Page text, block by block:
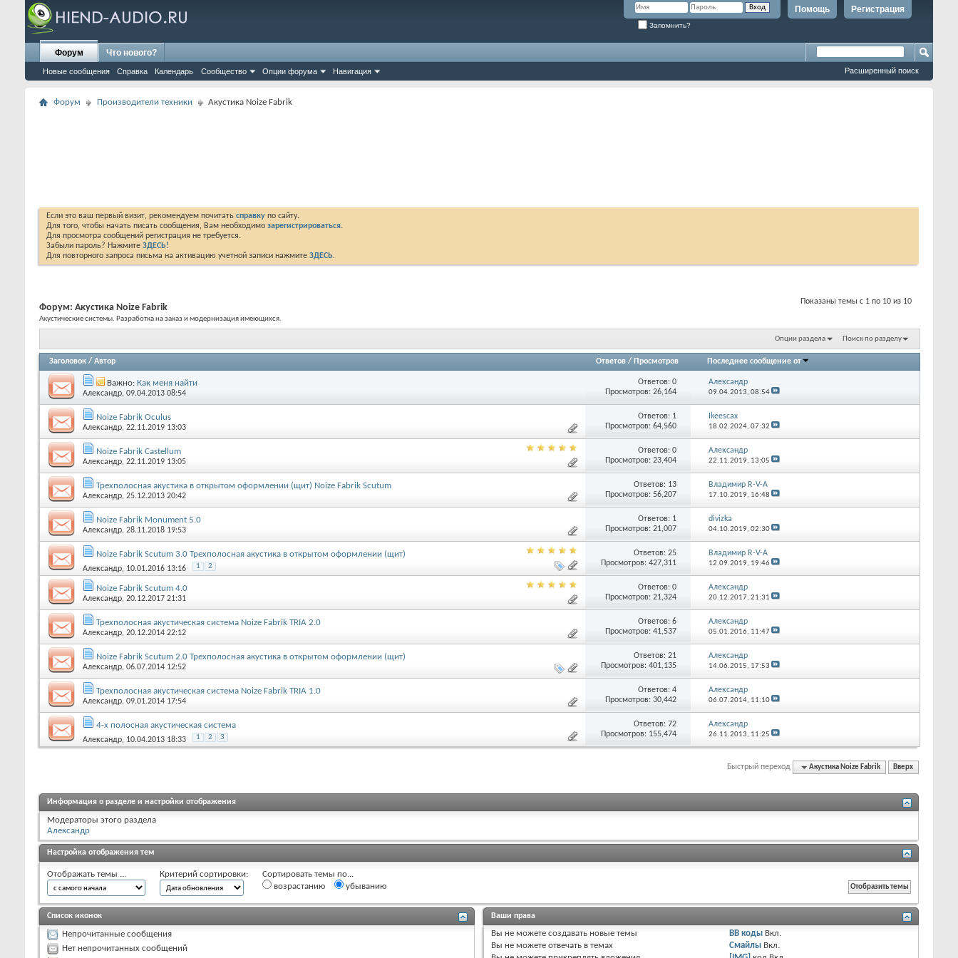
Регистрация
Помощь
Запомнить?
Форум
Новые сообщения Справка Календарь Сообщество Опции форума Навигация
Что нового?
Расширенный поиск
Форум Производители техники Акустика Noize Fabrik
Если это ваш первый визит, рекомендуем почитать справку по сайту.
Для того, чтобы начать писать сообщения, Вам необходимо зарегистрироваться.
Для просмотра сообщений регистрация не требуется.
Забыли пароль? Нажмите ЗДЕСЬ!
Для повторного запроса письма на активацию учетной записи нажмите ЗДЕСЬ.
Показаны темы с 1 по 10 из 10
Форум: Акустика Noize Fabrik
Акустические системы. Разработка на заказ и модернизация имеющихся.
Опции раздела Поиск по разделу
Заголовок / Автор Ответов / Просмотров Последнее сообщение от
Важно: Как меня найти
Александр, 09.04.2013 08:54
Ответов:0
Просмотров: 26,164
Александр
09.04.2013, 08:54
Noize Fabrik Oculus
Александр, 22.11.2019 13:03
Ответов: 1
Просмотров: 64,560
Ikeescax
18.02.2024, 07:32
Noize Fabrik Castellum
Александр, 22.11.2019 13:05
Ответов:0
Просмотров: 23,404
Александр
22.11.2019, 13:05
Трехполосная акустика в открытом оформлении (щит) Noize Fabrik Scutum
Александр, 25.12.2013 20:42
Ответов: 13
Просмотров: 56,207
Владимир R-V-A
17.10.2019, 16:48
Noize Fabrik Monument 5.0
Александр, 28.11.2018 19:53
Ответов: 1
Просмотров: 21,007
divizka
04.10.2019, 02:30
Noize Fabrik Scutum 3.0 Трехполосная акустика в открытом оформлении (щит)
Александр, 10.01.2016 13:16 1 2
Ответов:25
Просмотров: 427,311
Владимир R-V-A
12.09.2019, 19:46
Noize Fabrik Scutum 4.0
Александр, 20.12.2017 21:31
Ответов:0
Просмотров: 21,324
Александр
20.12.2017, 21:31
Трехполосная акустическая система Noize Fabrik TRIA 2.0
Александр, 20.12.2014 22:12
Ответов:6
Просмотров: 41,537
Александр
05.01.2016, 11:47
Noize Fabrik Scutum 2.0 Трехполосная акустика в открытом оформлении (щит)
Александр, 06.07.2014 12:52
Ответов:21
Просмотров: 401,135
Александр
14.06.2015, 17:53
Трехполосная акустическая система Noize Fabrik TRIA 1.0
Александр, 09.01.2014 17:54
Ответов:4
Просмотров: 30,442
Александр
06.07.2014, 11:10
4-х полосная акустическая система
Александр, 10.04.2013 18:33 1 2 3
Ответов:72
Просмотров: 155,474
Александр
26.11.2013, 11:25
Быстрый переход Акустика Noize Fabrik Вверх
Информация о разделе и настройки отображения
Модераторы этого раздела
Александр
Настройка отображения тем
Отображать темы ... Критерий сортировки:
Сортировать темы по...
возрастанию
убыванию
Список иконок
Непрочитанные сообщения
Нет непрочитанных сообщений
Ваши права
Вы не можете создавать новые темы
Вы не можете отвечать в темах
BB коды Вкл.
Смайлы Вкл.